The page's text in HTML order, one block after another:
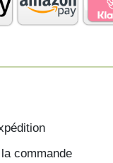
commande